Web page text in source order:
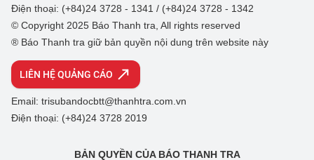
Điện thoại: (+84)24 3728 - 1341 / (+84)24 3728 - 1342
© Copyright 2025 Báo Thanh tra, All rights reserved
® Báo Thanh tra giữ bản quyền nội dung trên website này
LIÊN HỆ QUẢNG CÁO
Email: trisubandocbtt@thanhtra.com.vn
Điện thoại: (+84)24 3728 2019
BẢN QUYỀN CỦA BÁO THANH TRA